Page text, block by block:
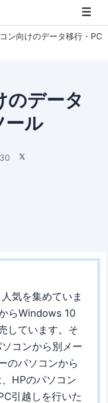
ン向けのデータ移行・PC
のデータ
ール

気を集めていま
らWindows 10
しています。そ
コンから別メー
のパソコンから
HPのパソコン
引越しを行いた